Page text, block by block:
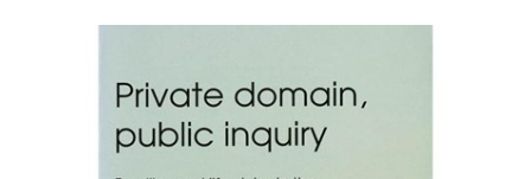
ook benadrukt.' Roelof van Gelder in:NRC